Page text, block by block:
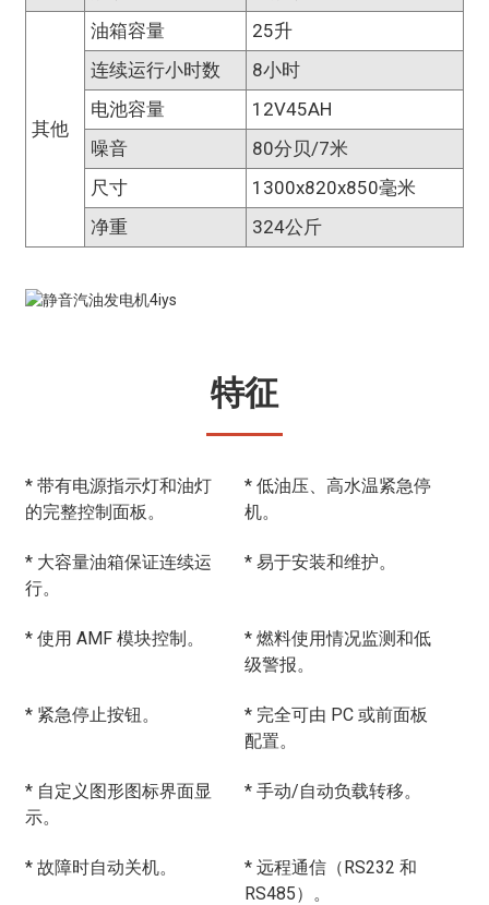
其他
油箱容量
25升
连续运行小时数
8小时
电池容量
12V45AH
噪音
80分贝/7米
尺寸
1300x820x850毫米
净重
324公斤
特征
* 带有电源指示灯和油灯
的完整控制面板。
* 低油压、高水温紧急停
机。
* 大容量油箱保证连续运
行。
* 易于安装和维护。
* 使用 AMF 模块控制。
* 燃料使用情况监测和低
级警报。
* 紧急停止按钮。
* 完全可由 PC 或前面板
配置。
* 自定义图形图标界面显
示。
* 手动/自动负载转移。
* 故障时自动关机。
* 远程通信（RS232 和
RS485）。